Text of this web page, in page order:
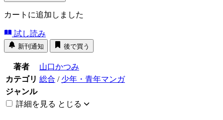
カートに追加しました
試し読み
新刊通知 後で買う
著者
山口かつみ
カテゴリ 総合 / 少年・青年マンガ
ジャンル
詳細を見る とじる